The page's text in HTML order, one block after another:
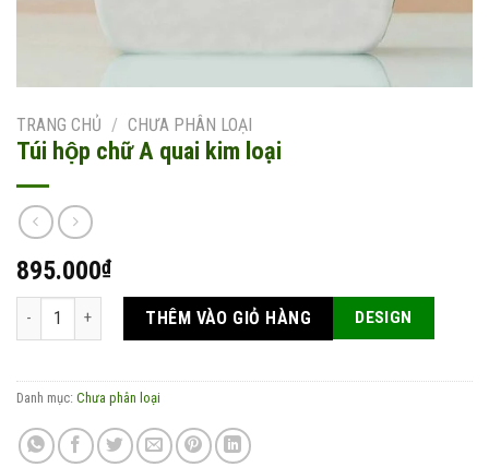
TRANG CHỦ / CHƯA PHÂN LOẠI
Túi hộp chữ A quai kim loại
895.000₫
Túi hộp chữ A quai kim loại số lượng
THÊM VÀO GIỎ HÀNG DESIGN
Danh mục: Chưa phân loại